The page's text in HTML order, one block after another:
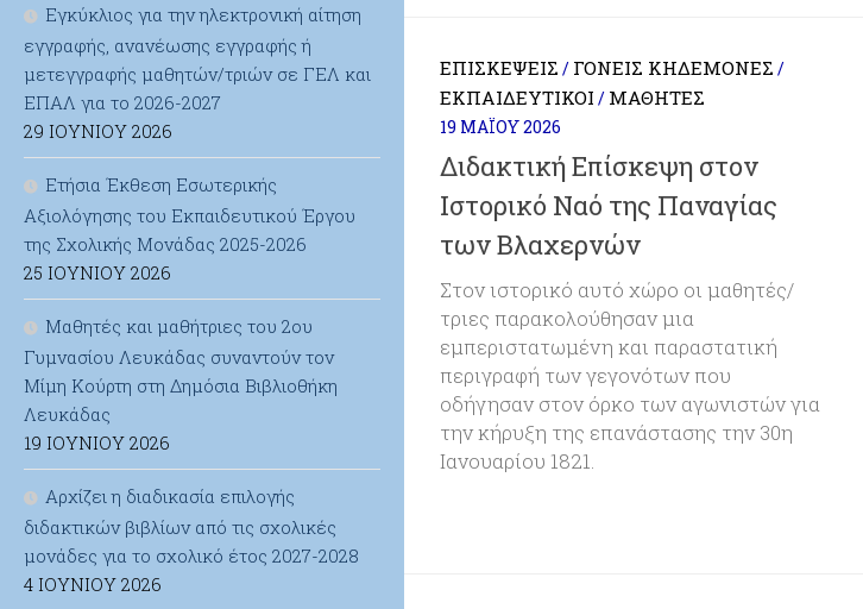
ΕΠΙΣΚΈΨΕΙΣ / ΓΟΝΕΊΣ ΚΗΔΕΜΌΝΕΣ /
ΕΚΠΑΙΔΕΥΤΙΚΟΊ / ΜΑΘΗΤΈΣ
19 ΜΑΪ́ΟΥ 2026
Διδακτική Επίσκεψη στον
Ιστορικό Ναό της Παναγίας
των Βλαχερνών
Στον ιστορικό αυτό χώρο οι μαθητές/
τριες παρακολούθησαν μια
εμπεριστατωμένη και παραστατική
περιγραφή των γεγονότων που
οδήγησαν στον όρκο των αγωνιστών για
την κήρυξη της επανάστασης την 30η
Ιανουαρίου 1821.
Εγκύκλιος για την ηλεκτρονική αίτηση
εγγραφής, ανανέωσης εγγραφής ή
μετεγγραφής μαθητών/τριών σε ΓΕΛ και
ΕΠΑΛ για το 2026-2027
29 ΙΟΥΝΊΟΥ 2026
Ετήσια Έκθεση Εσωτερικής
Αξιολόγησης του Εκπαιδευτικού Έργου
της Σχολικής Μονάδας 2025-2026
25 ΙΟΥΝΊΟΥ 2026
Μαθητές και μαθήτριες του 2ου
Γυμνασίου Λευκάδας συναντούν τον
Μίμη Κούρτη στη Δημόσια Βιβλιοθήκη
Λευκάδας
19 ΙΟΥΝΊΟΥ 2026
Αρχίζει η διαδικασία επιλογής
διδακτικών βιβλίων από τις σχολικές
μονάδες για το σχολικό έτος 2027-2028
4 ΙΟΥΝΊΟΥ 2026